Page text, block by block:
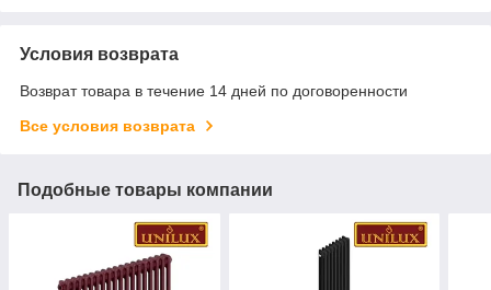
Условия возврата
Возврат товара в течение 14 дней по договоренности
Все условия возврата
Подобные товары компании